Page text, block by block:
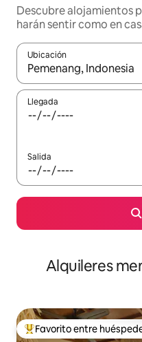
Descubre alojamientos
harán sentir como en
Ubicación
Cuando los resultados
Llegada
Salida
Alquileres
Favorito entre huéspedes
Favorito entre